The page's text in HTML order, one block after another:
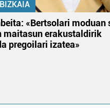
«Bertsolari moduan
maitasun erakustaldirik
pregoilari izatea»